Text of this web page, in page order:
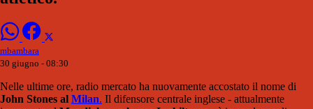
mbambara
30 giugno - 08:30
Nelle ultime ore, radio mercato ha nuovamente accostato il nome di
John Stones al Milan. Il difensore centrale inglese - attualmente